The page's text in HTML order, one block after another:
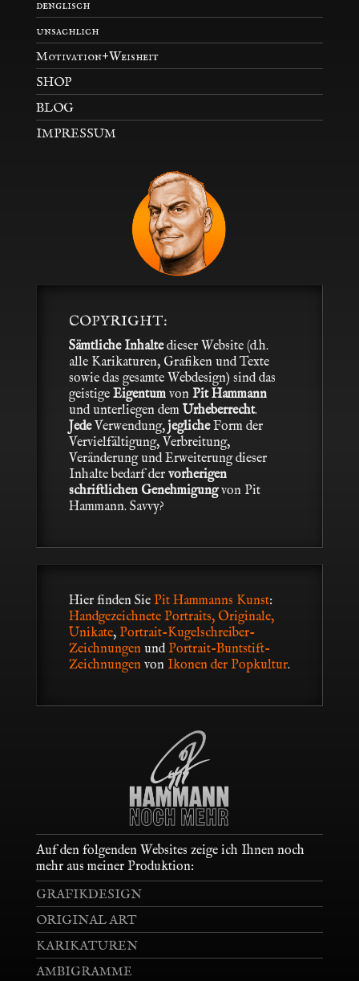
denglisch
unsachlich
Motivation+Weisheit
SHOP
BLOG
IMPRESSUM
COPYRIGHT:
Sämtliche Inhaltedieser Website (d.h.
alle Karikaturen, Grafiken und Texte
sowie das gesamte Webdesign) sind das
geistige Eigentumvon Pit Hammann
und unterliegen dem Urheberrecht.
JedeVerwendung, jeglicheForm der
Vervielfältigung, Verbreitung,
Veränderung und Erweiterung dieser
Inhalte bedarf der vorherigen
schriftlichen Genehmigungvon Pit
Hammann. Savvy?
Hier finden Sie Pit Hammanns Kunst:
Handgezeichnete Portraits, Originale,
Unikate, Portrait-Kugelschreiber-
Zeichnungenund Portrait-Buntstift-
Zeichnungen von Ikonen der Popkultur.
Auf den folgenden Websites zeige ich Ihnen noch
mehr aus meiner Produktion:
GRAFIKDESIGN
ORIGINAL ART
KARIKATUREN
AMBIGRAMME